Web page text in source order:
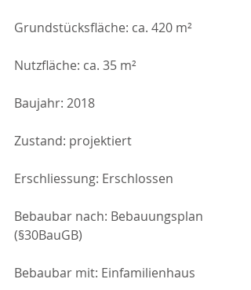
Grundstücksfläche: ca. 420 m²
Nutzfläche: ca. 35 m²
Baujahr: 2018
Zustand: projektiert
Erschliessung: Erschlossen
Bebaubar nach: Bebauungsplan
(§30BauGB)
Bebaubar mit: Einfamilienhaus